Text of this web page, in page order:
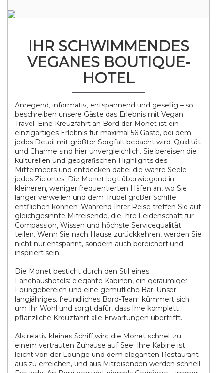
IHR SCHWIMMENDES
VEGANES BOUTIQUE-
HOTEL
Anregend, informativ, entspannend und gesellig – so
beschreiben unsere Gäste das Erlebnis mit Vegan
Travel. Eine Kreuzfahrt an Bord der Monet ist ein
einzigartiges Erlebnis für maximal 56 Gäste, bei dem
jedes Detail mit größter Sorgfalt bedacht wird. Qualität
und Charme sind hier unvergleichlich. Sie bereisen die
kulturellen und geografischen Highlights des
Mittelmeers und entdecken dabei die wahre Seele
jedes Zielortes. Die Monet legt überwiegend in
kleineren, weniger frequentierten Häfen an, wo Sie
länger verweilen und dem Trubel großer Schiffe
entfliehen können. Während Ihrer Reise treffen Sie auf
gleichgesinnte Mitreisende, die Ihre Leidenschaft für
Compassion, Wissen und höchste Servicequalität
teilen. Wenn Sie nach Hause zurückkehren, werden Sie
nicht nur entspannt, sondern auch bereichert und
inspiriert sein.
Die Monet besticht durch den Stil eines
Landhaushotels: elegante Kabinen, ein geräumiger
Loungebereich und eine gemütliche Bar. Unser
langjähriges, freundliches Bord-Team kümmert sich
um Ihr Wohl und sorgt dafür, dass Ihre komplett
pflanzliche Kreuzfahrt alle Erwartungen übertrifft.
Als relativ kleines Schiff wird die Monet schnell zu
einem vertrauten Zuhause auf See. Ihre Kabine ist
leicht von der Lounge und dem eleganten Restaurant
aus zu erreichen, und aus Mitreisenden werden schnell